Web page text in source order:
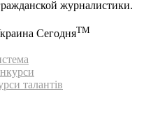
журналистики.
СегодняTM
талантів